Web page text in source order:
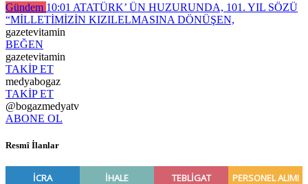
Gündem 10:01 ATATÜRK’ ÜN HUZURUNDA, 101. YIL SÖZÜ
“MİLLETİMİZİN KIZILELMASINA DÖNÜŞEN,
gazetevitamin
BEĞEN
gazetevitamin
TAKİP ET
medyabogaz
TAKİP ET
@bogazmedyatv
ABONE OL
Resmî İlanlar